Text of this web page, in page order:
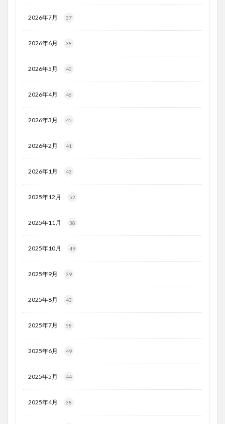
2026年7月 37
2026年6月 38
2026年5月 40
2026年4月 46
2026年3月 45
2026年2月 41
2026年1月 43
2025年12月 52
2025年11月 38
2025年10月 49
2025年9月 39
2025年8月 43
2025年7月 58
2025年6月 49
2025年5月 44
2025年4月 38